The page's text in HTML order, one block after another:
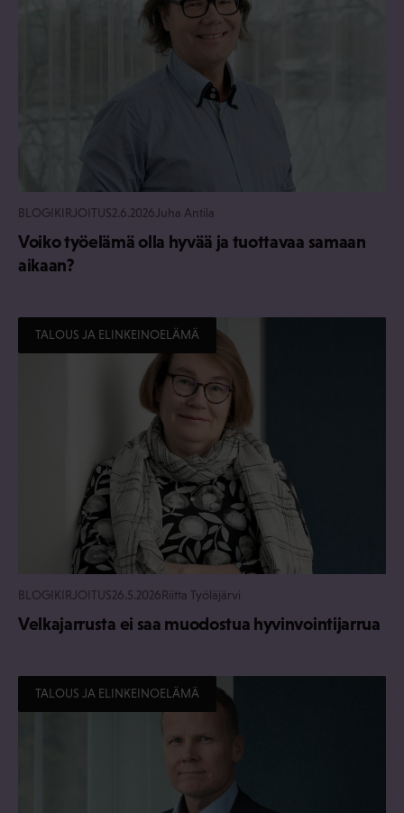
BLOGIKIRJOITUS2.6.2026 Juha Antila
Voiko työelämä olla hyvää ja tuottavaa samaan
aikaan?
TALOUS JA ELINKEINOELÄMÄ
BLOGIKIRJOITUS26.5.2026Riitta Työläjärvi
Velkajarrusta ei saa muodostua hyvinvointijarrua
TALOUS JA ELINKEINOELÄMÄ